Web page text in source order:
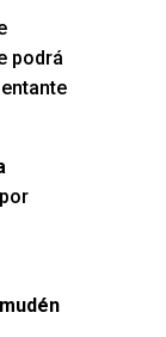
podrá